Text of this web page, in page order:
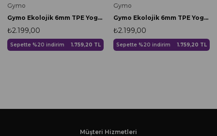
Gymo
Gymo Ekolojik 6mm TPE Yoga Matı Pilates Minderi Diz Dirsek Koruyucu Matlı Set Yeşil
₺2.199,00
Sepette %20 indirim 1.759,20 TL
Gymo
Gymo Ekolojik 6mm TPE Yoga Matı Pilates Minderi Diz Dirsek Koruyucu Matlı Set Açık Yeşil
₺2.199,00
Sepette %20 indirim 1.759,20 TL
Müşteri Hizmetleri